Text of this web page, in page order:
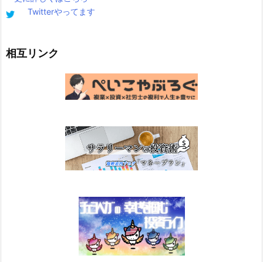
Twitterやってます
相互リンク